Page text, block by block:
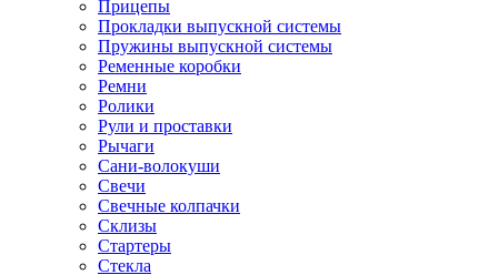
Прицепы
Прокладки выпускной системы
Пружины выпускной системы
Ременные коробки
Ремни
Ролики
Рули и проставки
Рычаги
Сани-волокуши
Свечи
Свечные колпачки
Склизы
Стартеры
Стекла